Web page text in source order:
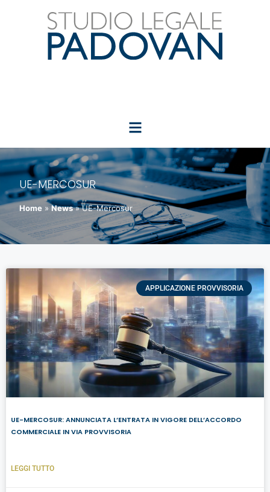
UE-MERCOSUR
Home » News » UE-Mercosur
APPLICAZIONE PROVVISORIA
UE-MERCOSUR: ANNUNCIATA L’ENTRATA IN VIGORE DELL’ACCORDO
COMMERCIALE IN VIA PROVVISORIA
LEGGI TUTTO